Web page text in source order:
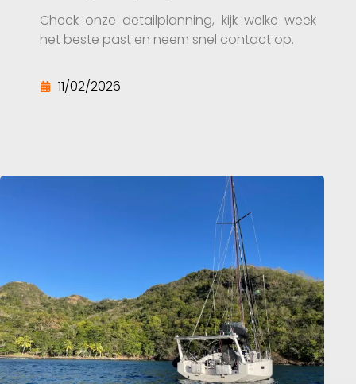
Check onze detailplanning, kijk welke week
het beste past en neem snel contact op.
11/02/2026